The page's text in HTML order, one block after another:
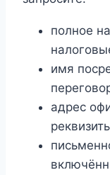
полное
имя
адрес